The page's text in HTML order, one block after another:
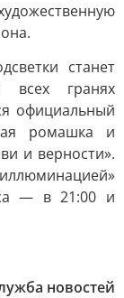
станет
всех гранях
официальный
ромашка и
и верности».
— в 21:00 и
новостей